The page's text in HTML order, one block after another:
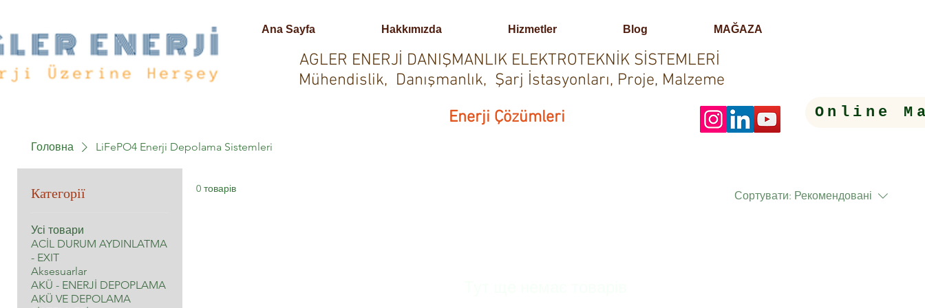
Ana Sayfa Hakkımızda Hizmetler Blog MAĞAZA
AGLER ENERJİ DANIŞMANLIK ELEKTROTEKNİK SİSTEMLERİ
Mühendislik, Danışmanlık, Şarj İstasyonları, Proje, Malzeme
Enerji Çözümleri
Online
Головна LiFePO4 Enerji Depolama Sistemleri
Категорії
Усі товари
ACİL DURUM AYDINLATMA
- EXIT
Aksesuarlar
AKÜ - ENERJİ DEPOPLAMA
AKÜ VE DEPOLAMA
0 товарів
Сортувати: Рекомендовані